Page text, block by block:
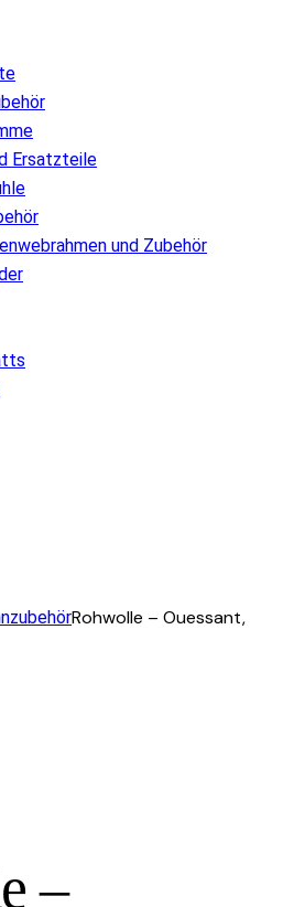
Ersatzteile
und Zubehör
Rohwolle – Ouessant,
–